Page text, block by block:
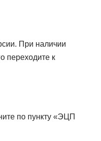
При наличии
переходите к
по пункту «ЭЦП